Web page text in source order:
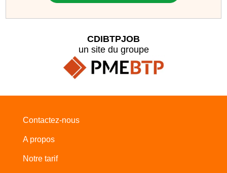
CDIBTPJOB
un site du groupe
Contactez-nous
A propos
Notre tarif